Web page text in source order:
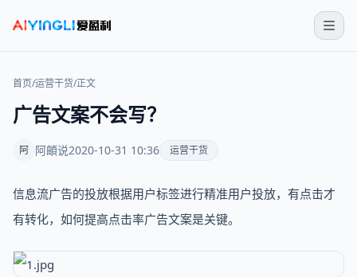
首页/运营干货/正文
广告文案不会写？
阿 阿頔说2020-10-31 10:36 运营干货
信息流广告的投放根据用户标签进行精准用户投放，有点击才
有转化，如何提高点击率广告文案是关键。